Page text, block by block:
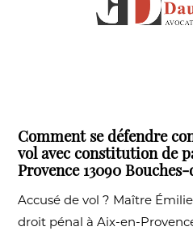
Comment se défendre
vol avec constitution de
Provence 13090
Accusé de vol ? Maître
droit pénal à Aix-en-